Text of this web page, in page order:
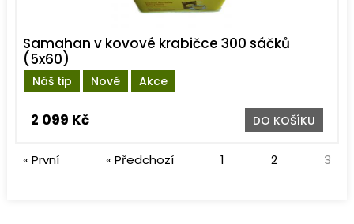
Náš tip Nové Akce
Samahan v kovové krabičce 300 sáčků
(5x60)
2 099 Kč DO KOŠÍKU
« První « Předchozí 1 2 3